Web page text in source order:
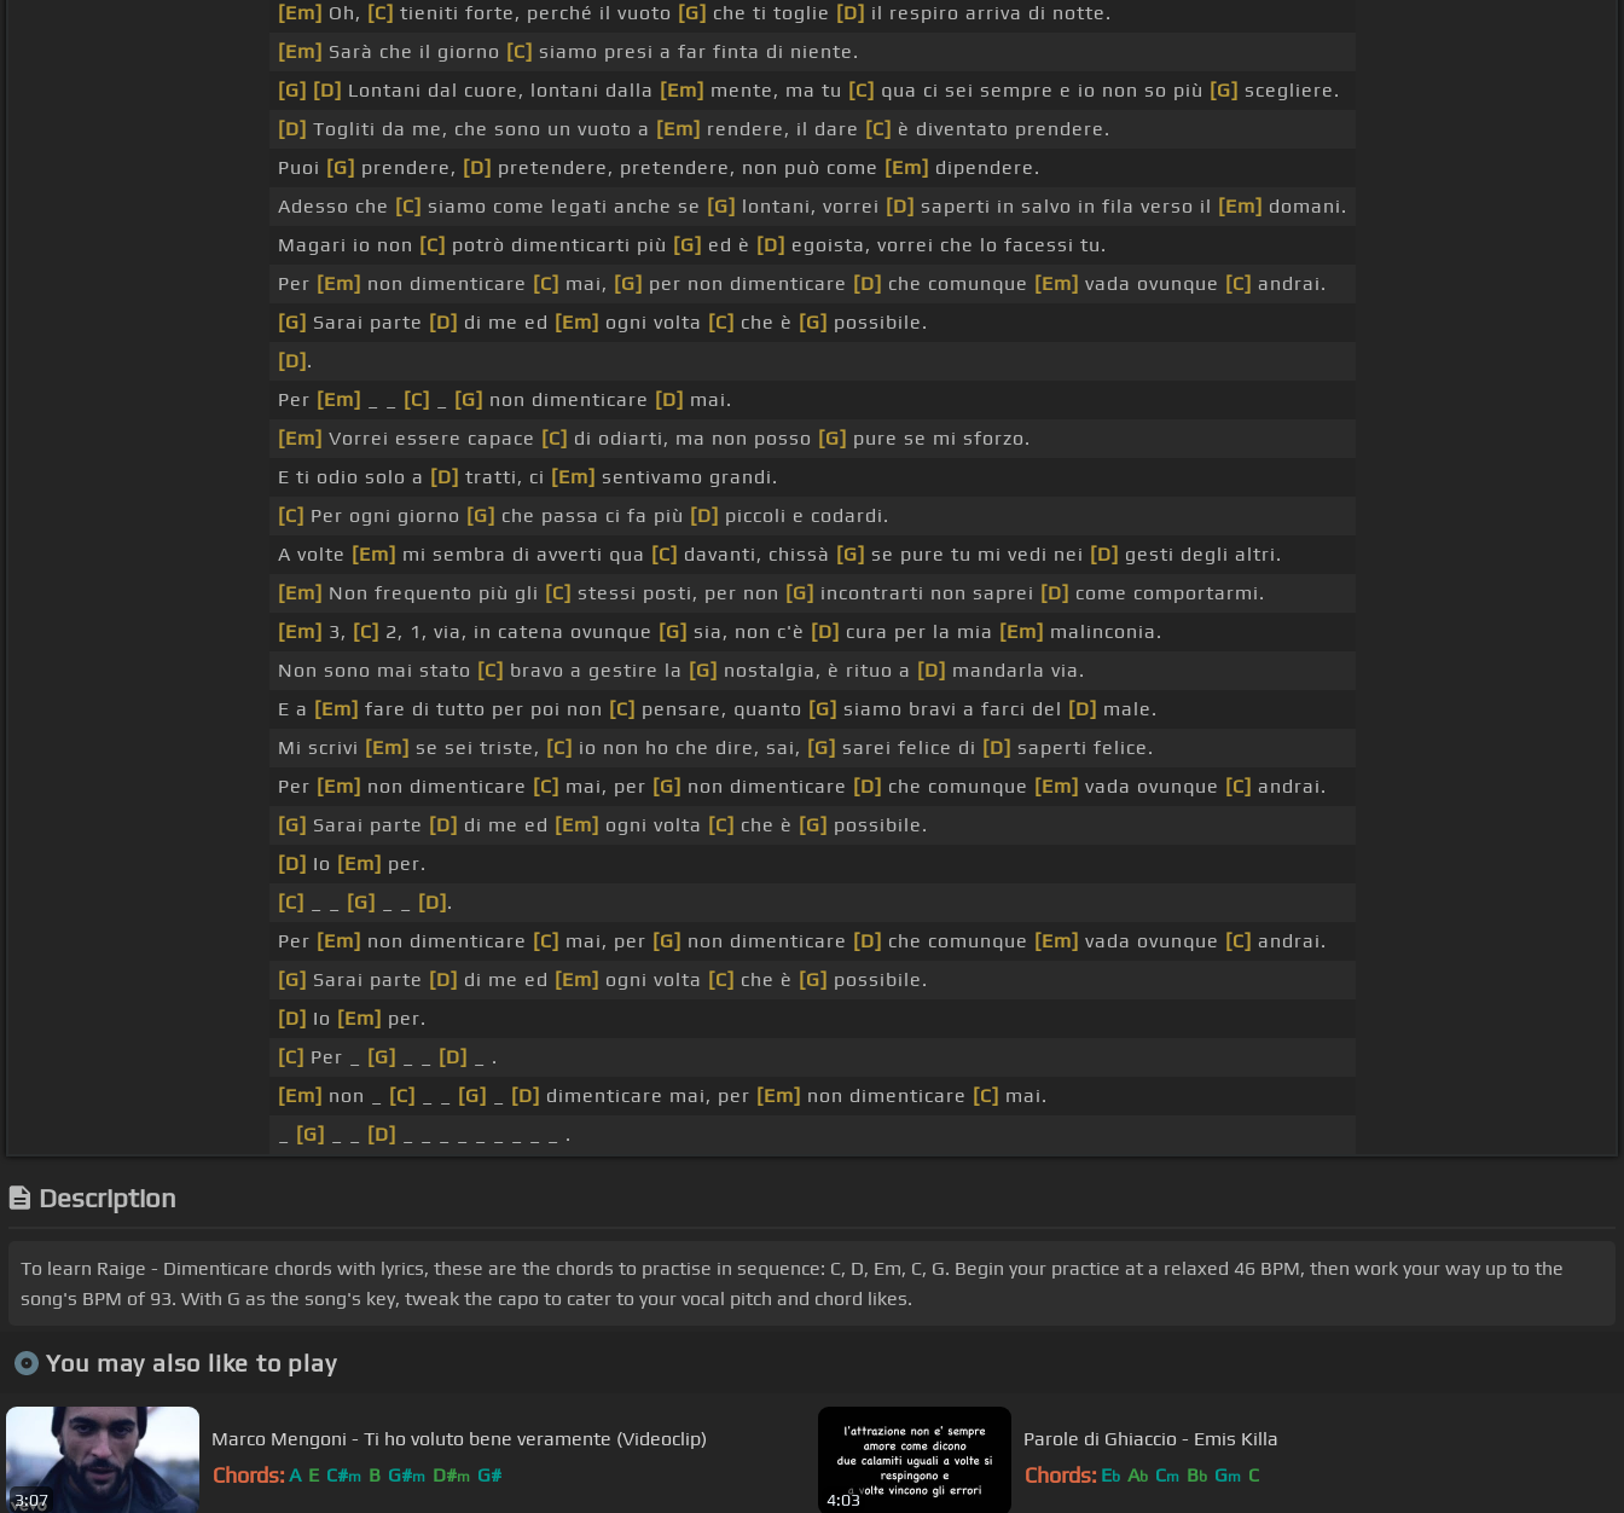
[Em] Oh, [C] tieniti forte, perché il vuoto [G] che ti toglie [D] il respiro arriva di notte.
[Em] Sarà che il giorno [C] siamo presi a far finta di niente.
[G] [D] Lontani dal cuore, lontani dalla [Em] mente, ma tu [C] qua ci sei sempre e io non so più [G] scegliere.
[D] Togliti da me, che sono un vuoto a [Em] rendere, il dare [C] è diventato prendere.
Puoi [G] prendere, [D] pretendere, pretendere, non può come [Em] dipendere.
Adesso che [C] siamo come legati anche se [G] lontani, vorrei [D] saperti in salvo in fila verso il [Em] domani.
Magari io non [C] potrò dimenticarti più [G] ed è [D] egoista, vorrei che lo facessi tu.
Per [Em] non dimenticare [C] mai, [G] per non dimenticare [D] che comunque [Em] vada ovunque [C] andrai.
[G] Sarai parte [D] di me ed [Em] ogni volta [C] che è [G] possibile.
[D] .
Per [Em] [C] [G] non dimenticare [D] mai.
[Em] Vorrei essere capace [C] di odiarti, ma non posso [G] pure se mi sforzo.
E ti odio solo a [D] tratti, ci [Em] sentivamo grandi.
[C] Per ogni giorno [G] che passa ci fa più [D] piccoli e codardi.
A volte [Em] mi sembra di avverti qua [C] davanti, chissà [G] se pure tu mi vedi nei [D] gesti degli altri.
[Em] Non frequento più gli [C] stessi posti, per non [G] incontrarti non saprei [D] come comportarmi.
[Em] 3, [C] 2, 1, via, in catena ovunque [G] sia, non c'è [D] cura per la mia [Em] malinconia.
Non sono mai stato [C] bravo a gestire la [G] nostalgia, è rituo a [D] mandarla via.
E a [Em] fare di tutto per poi non [C] pensare, quanto [G] siamo bravi a farci del [D] male.
Mi scrivi [Em] se sei triste, [C] io non ho che dire, sai, [G] sarei felice di [D] saperti felice.
Per [Em] non dimenticare [C] mai, per [G] non dimenticare [D] che comunque [Em] vada ovunque [C] andrai.
[G] Sarai parte [D] di me ed [Em] ogni volta [C] che è [G] possibile.
[D] Io [Em] per.
[C]
[G] [D] .
Per [Em] non dimenticare [C] mai, per [G] non dimenticare [D] che comunque [Em] vada ovunque [C] andrai.
[G] Sarai parte [D] di me ed [Em] ogni volta [C] che è [G] possibile.
[D] Io [Em] per.
[C] Per _ [G] [D]
_ .
[Em] non _ [C] [G] [D] dimenticare mai, per [Em] non dimenticare [C] mai.
[G] [D] _ _ _ _ _ _ _ _ _ .
Description
To learn Raige - Dimenticare chords with lyrics, these are the chords to practise in sequence: C, D, Em, C, G. Begin your practice at a relaxed 46 BPM, then work your way up to the
song's BPM of 93. With G as the song's key, tweak the capo to cater to your vocal pitch and chord likes.
You may also like to play
3:07
Marco Mengoni - Ti ho voluto bene veramente (Videoclip)
Chords: A E C#m B G#m D#m G#
4:03
Parole di Ghiaccio - Emis Killa
Chords: Eb Ab Cm Bb Gm C